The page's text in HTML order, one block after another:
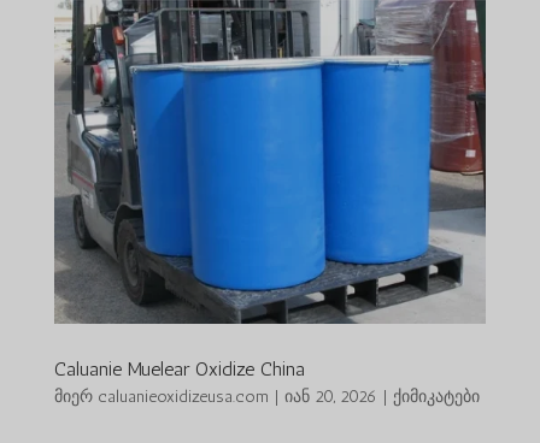
Caluanie Muelear Oxidize China
მიერ caluanieoxidizeusa.com | იან 20, 2026 | ქიმიკატები